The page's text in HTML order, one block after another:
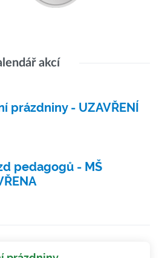
akcí
prázdniny - UZAVŘENÍ
pedagogů - MŠ